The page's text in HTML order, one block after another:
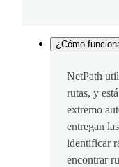
¿Cómo
NetPath
rutas, y
extremo
entregan
identificar
encontrar